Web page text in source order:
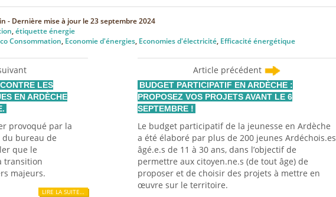
- Dernière mise à jour le23 septembre 2024
,étiquette énergie
Consommation, Economie d'énergies, Economies d'électricité, Efficacité énergétique
LES
EN ARDÈCHE
provoqué par la
du bureau de
que le
transition
majeurs.
LIRE LA SUITE…
Article précédent
BUDGET PARTICIPATIF EN ARDÈCHE :
PROPOSEZ VOS PROJETS AVANT LE 6
SEPTEMBRE !
Le budget participatif de la jeunesse en Ardèche
a été élaboré par plus de 200 jeunes Ardéchois.es
âgé.e.s de 11 à 30 ans, dans l’objectif de
permettre aux citoyen.ne.s (de tout âge) de
proposer et de choisir des projets à mettre en
œuvre sur le territoire.